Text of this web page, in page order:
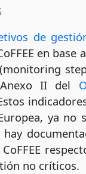
de
en base
II del
ya no
no críticos.